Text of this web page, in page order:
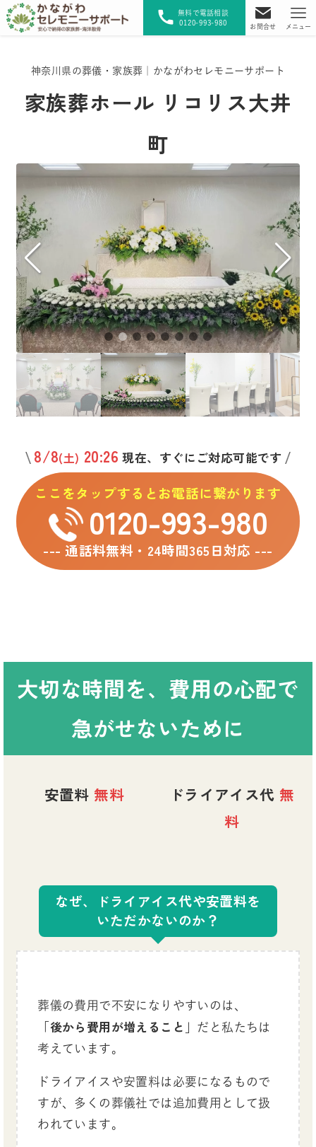
無料で電話相談
0120-993-980
お問合せ メニュー
神奈川県の葬儀・家族葬｜かながわセレモニーサポート
家族葬ホール リコリス大井
町
8/8(土) 20:26 現在、すぐにご対応可能です
ここをタップするとお電話に繋がります
0120-993-980
--- 通話料無料・24時間365日対応 ---
大切な時間を、費用の心配で
急がせないために
安置料無料 ドライアイス代 無
料
なぜ、ドライアイス代や安置料を
いただかないのか？
葬儀の費用で不安になりやすいのは、
後から費用が増えること
」だと私たちは
考えています。
ドライアイスや安置料は必要になるもので
すが、多くの葬儀社では追加費用として扱
われています。